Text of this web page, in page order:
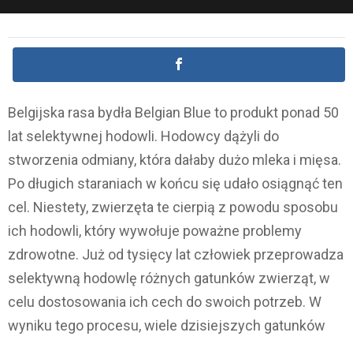
Belgijska rasa bydła Belgian Blue to produkt ponad 50
lat selektywnej hodowli. Hodowcy dążyli do
stworzenia odmiany, która dałaby dużo mleka i mięsa.
Po długich staraniach w końcu się udało osiągnąć ten
cel. Niestety, zwierzęta te cierpią z powodu sposobu
ich hodowli, który wywołuje poważne problemy
zdrowotne. Już od tysięcy lat człowiek przeprowadza
selektywną hodowlę różnych gatunków zwierząt, w
celu dostosowania ich cech do swoich potrzeb. W
wyniku tego procesu, wiele dzisiejszych gatunków